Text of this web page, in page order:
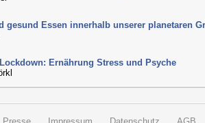
gesund Essen innerhalb unserer planetaren
Ernährung Stress und Psyche